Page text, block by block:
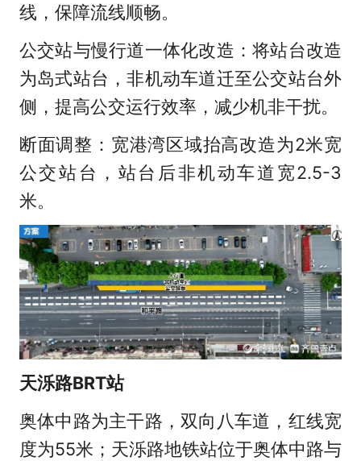
线，保障流线顺畅。
公交站与慢行道一体化改造：将站台改造
为岛式站台，非机动车道迁至公交站台外
侧，提高公交运行效率，减少机非干扰。
断面调整：宽港湾区域抬高改造为2米宽
公交站台，站台后非机动车道宽2.5-3
米。
天泺路BRT站
奥体中路为主干路，双向八车道，红线宽
度为55米；天泺路地铁站位于奥体中路与